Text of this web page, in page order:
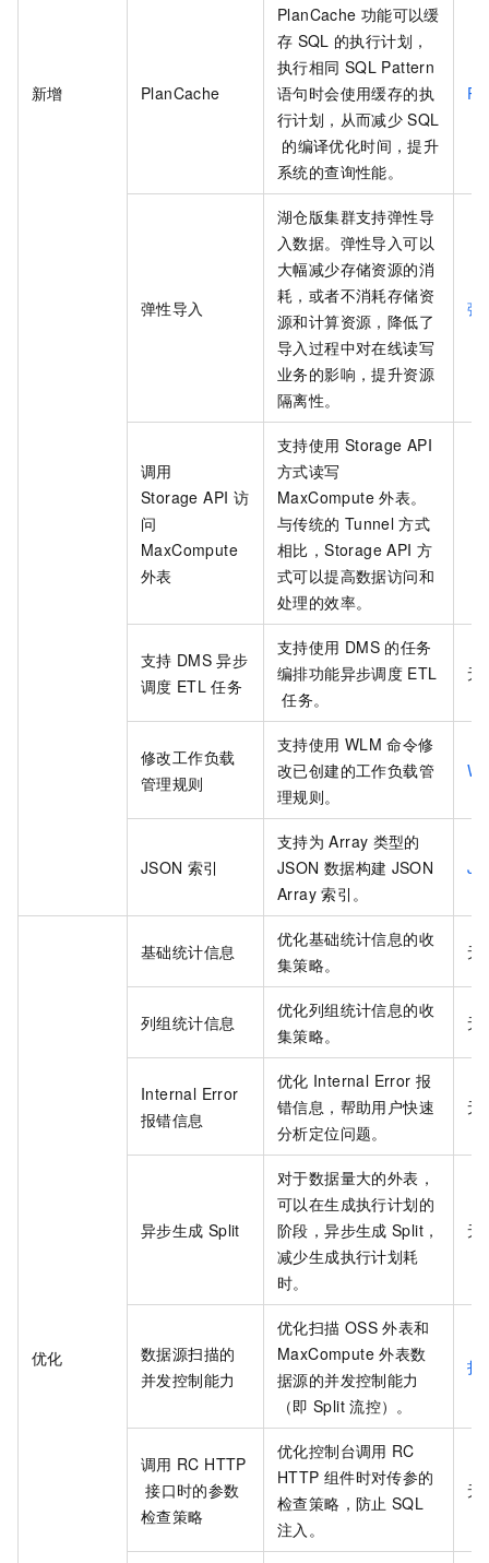
新增 PlanCache
PlanCache 功能可以缓
存 SQL 的执行计划，
执行相同 SQL Pattern
语句时会使用缓存的执
行计划，从而减少 SQL
的编译优化时间，提升
系统的查询性能。
弹性导入
湖仓版集群支持弹性导
入数据。弹性导入可以
大幅减少存储资源的消
耗，或者不消耗存储资
源和计算资源，降低了
导入过程中对在线读写
业务的影响，提升资源
隔离性。
弹
调用
Storage API 访
问
MaxCompute
外表
支持使用 Storage API
方式读写
MaxCompute 外表。
与传统的 Tunnel 方式
相比，Storage API 方
式可以提高数据访问和
处理的效率。
支持 DMS 异步
调度 ETL 任务
支持使用 DMS 的任务
编排功能异步调度 ETL
任务。
无
修改工作负载
管理规则
支持使用 WLM 命令修
改已创建的工作负载管
理规则。
JSON 索引
支持为 Array 类型的
JSON 数据构建 JSON
Array 索引。
优化
基础统计信息
优化基础统计信息的收
集策略。
无
列组统计信息
优化列组统计信息的收
集策略。
无
Internal Error
报错信息
优化 Internal Error 报
错信息，帮助用户快速
分析定位问题。
无
异步生成 Split
对于数据量大的外表，
可以在生成执行计划的
阶段，异步生成 Split，
减少生成执行计划耗
时。
无
数据源扫描的
并发控制能力
优化扫描 OSS 外表和
MaxCompute 外表数
据源的并发控制能力
（即 Split 流控）。
扫
调用 RC HTTP
接口时的参数
检查策略
优化控制台调用 RC
HTTP 组件时对传参的
检查策略，防止 SQL
注入。
无